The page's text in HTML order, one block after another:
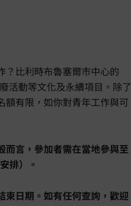
？比利時布魯塞爾市中心的
活動等文化及永續項目。除了
額有限，如你對青年工作與可
而言，參加者需在當地參與至
排）。
束日期。如有任何查詢，歡迎